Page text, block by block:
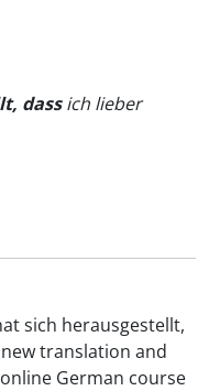
dassich lieber
sich herausgestellt,
translation and
German course